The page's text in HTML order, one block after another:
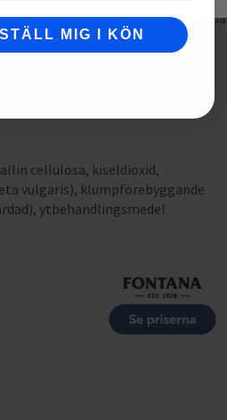
kan tillgodogöra sig vitaminet på
för små barn.
cellulosa, kiseldioxid,
vulgaris), klumpförebyggande
ytbehandlingsmedel
STÄLL MIG I KÖN